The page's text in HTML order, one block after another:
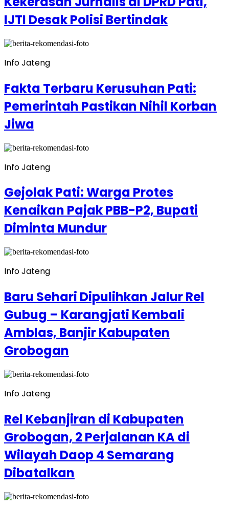
IJTI Desak Polisi Bertindak
Info Jateng
Fakta Terbaru Kerusuhan Pati:
Pemerintah Pastikan Nihil Korban
Jiwa
Info Jateng
Gejolak Pati: Warga Protes
Kenaikan Pajak PBB-P2, Bupati
Diminta Mundur
Info Jateng
Baru Sehari Dipulihkan Jalur Rel
Gubug – Karangjati Kembali
Amblas, Banjir Kabupaten
Grobogan
Info Jateng
Rel Kebanjiran di Kabupaten
Grobogan, 2 Perjalanan KA di
Wilayah Daop 4 Semarang
Dibatalkan